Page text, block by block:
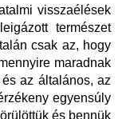
visszaélések
természet
csak az, hogy
maradnak
az általános, az
egyensúly
és bennük